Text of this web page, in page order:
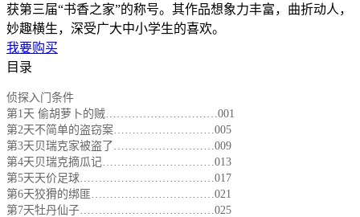
获第三届“书香之家”的称号。其作品想象力丰富，曲折动人，
妙趣横生，深受广大中小学生的喜欢。
我要购买
目录
侦探入门条件
第1天 偷胡萝卜的贼…………………………001
第2天不简单的盗窃案………………………005
第3天贝瑞克家被盗了………………………009
第4天贝瑞克摘瓜记…………………………013
第5天天价足球………………………………017
第6天狡猾的绑匪……………………………021
第7天牡丹仙子………………………………025